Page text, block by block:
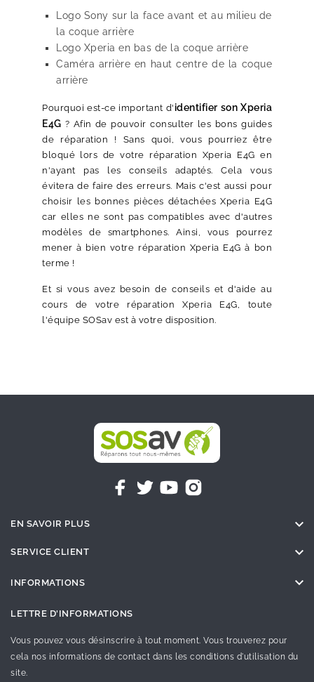
Logo Sony sur la face avant et au milieu de
la coque arrière
Logo Xperia en bas de la coque arrière
Caméra arrière en haut centre de la coque
arrière
Pourquoi est-ce important d' identifier son Xperia
E4G ? Afin de pouvoir consulter les bons guides
de réparation ! Sans quoi, vous pourriez être
bloqué lors de votre réparation Xperia E4G en
n'ayant pas les conseils adaptés. Cela vous
évitera de faire des erreurs. Mais c'est aussi pour
choisir les bonnes pièces détachées Xperia E4G
car elles ne sont pas compatibles avec d'autres
modèles de smartphones. Ainsi, vous pourrez
mener à bien votre réparation Xperia E4G à bon
terme !
Et si vous avez besoin de conseils et d'aide au
cours de votre réparation Xperia E4G, toute
l'équipe SOSav est à votre disposition.
EN SAVOIR PLUS 
SERVICE CLIENT 
INFORMATIONS 
LETTRE D'INFORMATIONS
Vous pouvez vous désinscrire à tout moment. Vous trouverez pour
cela nos informations de contact dans les conditions d'utilisation du
site.